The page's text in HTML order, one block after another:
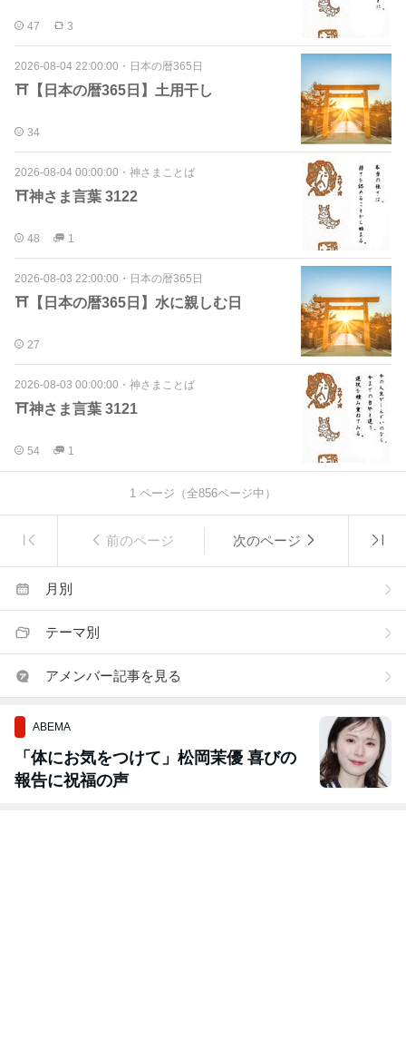
47 3
2026-08-04 22:00:00 ・ 日本の暦365日
⛩【日本の暦365日】土用干し
34
2026-08-04 00:00:00 ・ 神さまことば
⛩️神さま言葉 3122
48 1
2026-08-03 22:00:00 ・ 日本の暦365日
⛩【日本の暦365日】水に親しむ日
27
2026-08-03 00:00:00 ・ 神さまことば
⛩️神さま言葉 3121
54 1
1 ページ（全856ページ中）
前のページ 次のページ
月別
テーマ別
アメンバー記事を見る
ABEMA
「体にお気をつけて」松岡茉優 喜びの
報告に祝福の声